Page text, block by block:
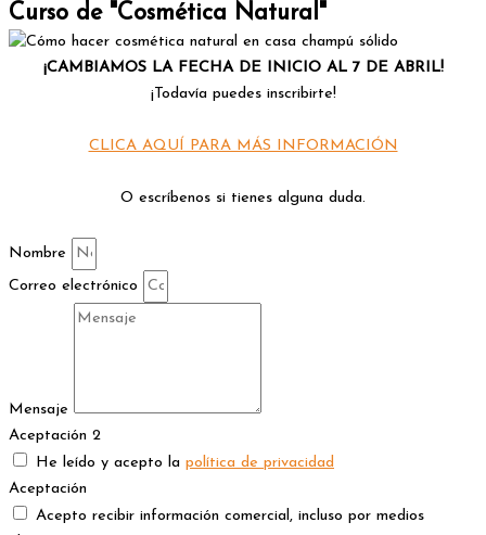
Curso de "Cosmética Natural"
¡CAMBIAMOS LA FECHA DE INICIO AL 7 DE ABRIL!
¡Todavía puedes inscribirte!
CLICA AQUÍ PARA MÁS INFORMACIÓN
O escríbenos si tienes alguna duda.
Nombre
Correo electrónico
Mensaje
Aceptación 2
He leído y acepto la política de privacidad
Aceptación
Acepto recibir información comercial, incluso por medios